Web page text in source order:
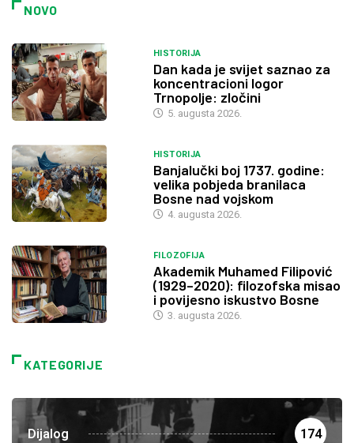
NOVO
HISTORIJA
Dan kada je svijet saznao za
koncentracioni logor
Trnopolje: zločini
5. augusta 2026.
HISTORIJA
Banjalučki boj 1737. godine:
velika pobjeda branilaca
Bosne nad vojskom
4. augusta 2026.
FILOZOFIJA
Akademik Muhamed Filipović
(1929–2020): filozofska misao
i povijesno iskustvo Bosne
3. augusta 2026.
KATEGORIJE
Dijalog 174